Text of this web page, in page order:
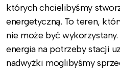
których chcielibyśmy
energetyczną. To teren,
nie może być
energia na potrzeby stacji
nadwyżki moglibyśmy